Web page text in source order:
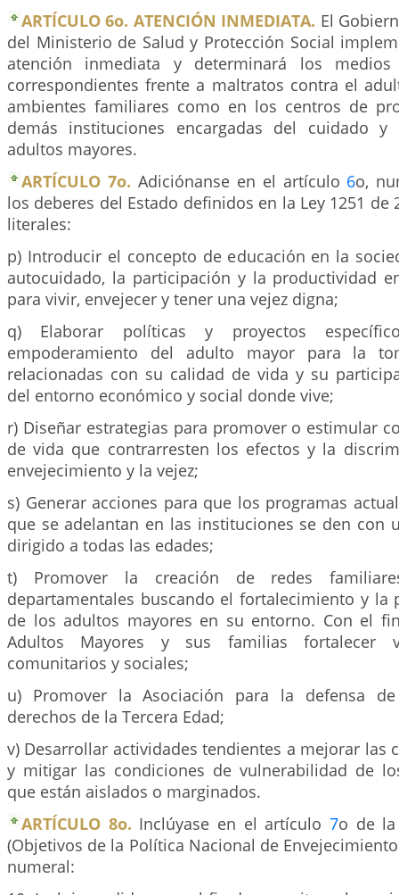
ARTÍCULO 6o. ATENCIÓN INMEDIATA. El
del Ministerio de Salud y Protección Social
atención inmediata y determinará los medios
correspondientes frente a maltratos contra el
ambientes familiares como en los centros de
demás instituciones encargadas del cuidado
adultos mayores.
ARTÍCULO 7o. Adiciónanse en el artículo 6o,
los deberes del Estado definidos en la Ley 1251 de
literales:
p) Introducir el concepto de educación en la
autocuidado, la participación y la productividad
para vivir, envejecer y tener una vejez digna;
q) Elaborar políticas y proyectos
empoderamiento del adulto mayor para la
relacionadas con su calidad de vida y su
del entorno económico y social donde vive;
r) Diseñar estrategias para promover o estimular
de vida que contrarresten los efectos y la
envejecimiento y la vejez;
s) Generar acciones para que los programas
que se adelantan en las instituciones se den con
dirigido a todas las edades;
t) Promover la creación de redes
departamentales buscando el fortalecimiento y la
de los adultos mayores en su entorno. Con el
Adultos Mayores y sus familias fortalecer
comunitarios y sociales;
u) Promover la Asociación para la defensa
derechos de la Tercera Edad;
v) Desarrollar actividades tendientes a mejorar las
y mitigar las condiciones de vulnerabilidad de
que están aislados o marginados.
ARTÍCULO 8o. Inclúyase en el artículo7o de la
(Objetivos de la Política Nacional de
numeral: